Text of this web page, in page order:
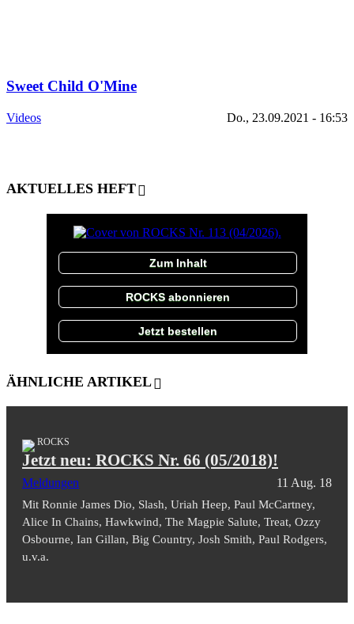
Sweet Child O'Mine
Videos Do., 23.09.2021 - 16:53
AKTUELLES HEFT
Zum Inhalt
ROCKS abonnieren
Jetzt bestellen
ÄHNLICHE ARTIKEL
ROCKS
Jetzt neu: ROCKS Nr. 66 (05/2018)!
Meldungen 11 Aug. 18
Mit Ronnie James Dio, Slash, Uriah Heep, Paul McCartney,
Alice In Chains, Hawkwind, The Magpie Salute, Treat, Ozzy
Osbourne, Ian Gillan, Big Country, Josh Smith, Paul Rodgers,
u.v.a.